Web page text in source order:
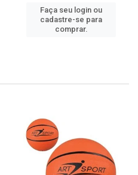
Faça seu login ou
cadastre-se para
comprar.